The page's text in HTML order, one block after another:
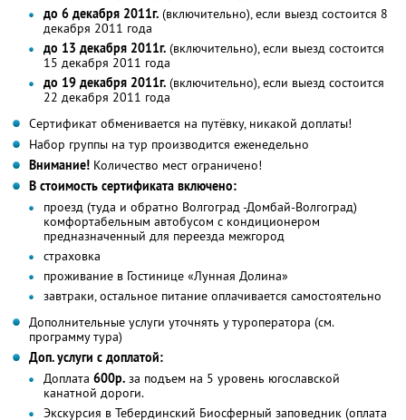
до 6 декабря 2011г. (включительно), если выезд состоится 8
декабря 2011 года
до 13 декабря 2011г. (включительно), если выезд состоится
15 декабря 2011 года
до 19 декабря 2011г. (включительно), если выезд состоится
22 декабря 2011 года
Сертификат обменивается на путёвку, никакой доплаты!
Набор группы на тур производится еженедельно
Внимание! Количество мест ограничено!
В стоимость сертификата включено:
проезд (туда и обратно Волгоград -Домбай-Волгоград)
комфортабельным автобусом с кондиционером
предназначенный для переезда межгород
страховка
проживание в Гостинице «Лунная Долина»
завтраки, остальное питание оплачивается самостоятельно
Дополнительные услуги уточнять у туроператора (см.
программу тура)
Доп. услуги с доплатой:
Доплата 600р. за подъем на 5 уровень югославской
канатной дороги.
Экскурсия в Тебердинский Биосферный заповедник (оплата